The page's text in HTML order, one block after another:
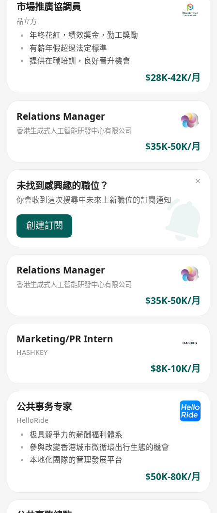
市場推廣協調員
品立方
年終花紅，績效獎金，勤工獎勵
有薪年假超過法定標準
提供在職培訓，良好晉升機會
$28K-42K/月
Relations Manager
香港生成式人工智能研發中心有限公司
$35K-50K/月
未找到感興趣的職位？
你會收到這次搜尋中未來上新職位的訂閱通知
創建訂閱
Relations Manager
香港生成式人工智能研發中心有限公司
$35K-50K/月
Marketing/PR Intern
HASHKEY
$8K-10K/月
公共事务专家
HelloRide
极具競爭力的薪酬福利體系
參與改變香港城市微循環出行生態的機會
本地化團隊的管理發展平台
$50K-80K/月